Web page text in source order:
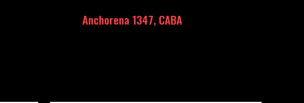
Anchorena 1347, CABA